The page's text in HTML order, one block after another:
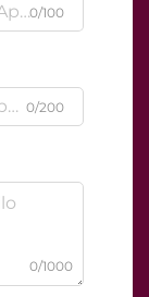
0/100
0/200
0/1000